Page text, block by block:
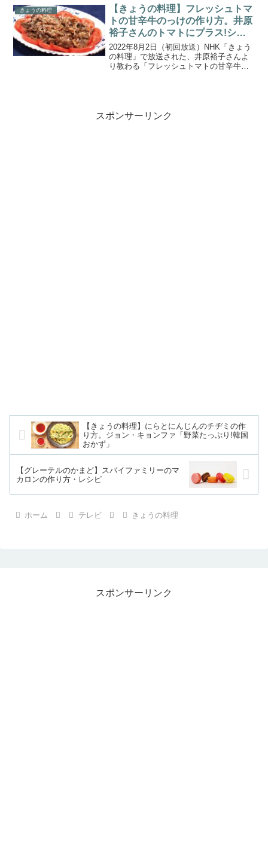
「ごちそう」。ハレの日の食卓にぴった
りのレシピを和食...
きょうの料理
【きょうの料理】フレッシュトマ
トの甘辛牛のっけの作り方。井原
裕子さんのトマトにプラス!シン
プルおかずレシピ。
2022年8月2日（初回放送）NHK「きょう
の料理」で放送された、井原裕子さんよ
り教わる「フレッシュトマトの甘辛牛の
スポンサーリンク
【きょうの料理】にらとにんじんのチヂミの作
り方。ジョン・キョンファ「野菜たっぷり!韓国
おかず」
【グレーテルのかまど】スパイファミリーのマ
カロンの作り方・レシピ
ホーム テレビ きょうの料理
スポンサーリンク